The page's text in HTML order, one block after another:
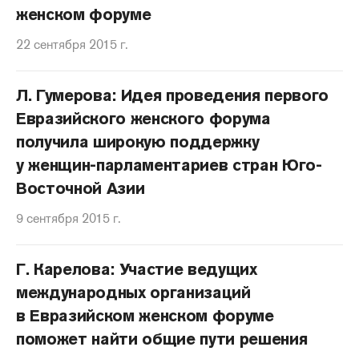
женском форуме
22 сентября 2015 г.
Л. Гумерова: Идея проведения первого
Евразийского женского форума
получила широкую поддержку
у женщин-парламентариев стран Юго-
Восточной Азии
9 сентября 2015 г.
Г. Карелова: Участие ведущих
международных организаций
в Евразийском женском форуме
поможет найти общие пути решения